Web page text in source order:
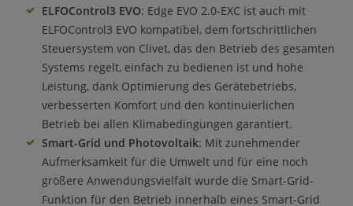
ELFOControl3 EVO: Edge EVO 2.0-EXC ist auch mit
ELFOControl3 EVO kompatibel, dem fortschrittlichen
Steuersystem von Clivet, das den Betrieb des gesamten
Systems regelt, einfach zu bedienen ist und hohe
Leistung, dank Optimierung des Gerätebetriebs,
verbesserten Komfort und den kontinuierlichen
Betrieb bei allen Klimabedingungen garantiert.
Smart-Grid und Photovoltaik: Mit zunehmender
Aufmerksamkeit für die Umwelt und für eine noch
größere Anwendungsvielfalt wurde die Smart-Grid-
Funktion für den Betrieb innerhalb eines Smart-Grid